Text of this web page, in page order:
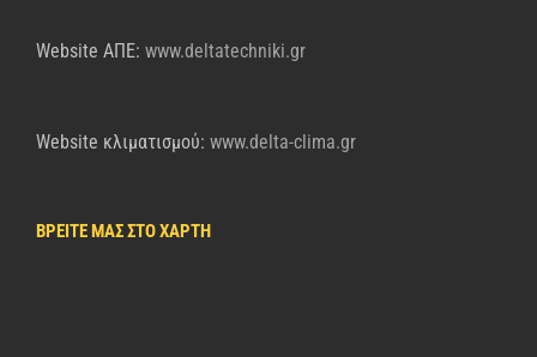
Website AΠΕ: www.deltatechniki.gr
Website κλιματισμού: www.delta-clima.gr
ΒΡΕΙΤΕ ΜΑΣ ΣΤΟ ΧΑΡΤΗ